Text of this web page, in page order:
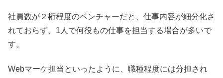
社員数が２桁程度のベンチャーだと、仕事内容が細分化さ
れておらず、1人で何役もの仕事を担当する場合が多いで
す。
Webマーケ担当といったように、職種程度には分担され